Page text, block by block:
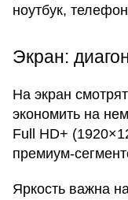
ноутбук,
Экран:
На экран
экономить на
Full HD+
премиум-
Яркость важна